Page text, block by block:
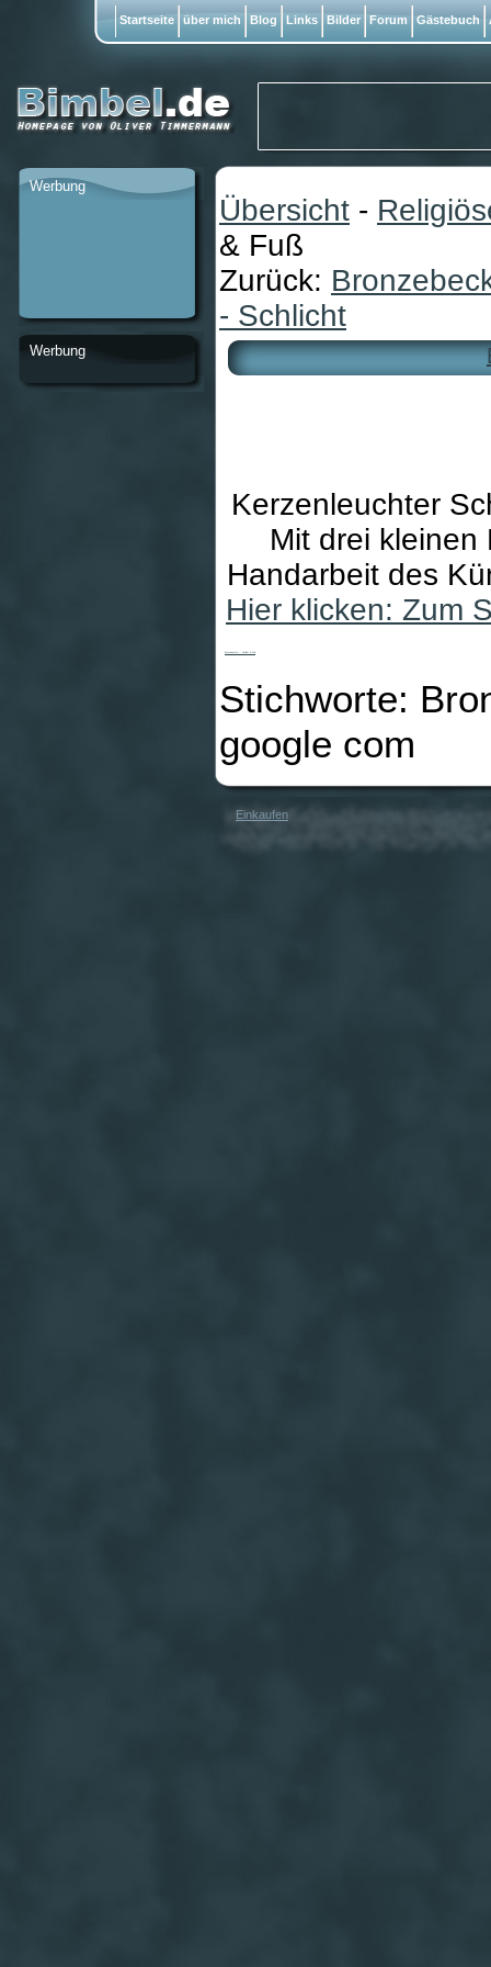
Übersicht -
& Fuß
Zurück:
- Schlicht
Kerzenleuchter
Mit drei
Handarbeit des
Hier klicken: Zum
Stichworte:
google com
Einkaufen
Werbung
Werbung
Startseite über mich Blog Links Bilder Forum Gästebuch